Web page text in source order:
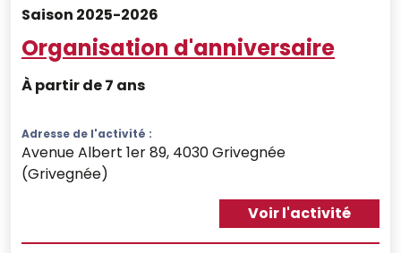
Saison 2025-2026
Organisation d'anniversaire
À partir de 7 ans
Adresse de l'activité :
Avenue Albert 1er 89, 4030 Grivegnée
(Grivegnée)
Voir l'activité